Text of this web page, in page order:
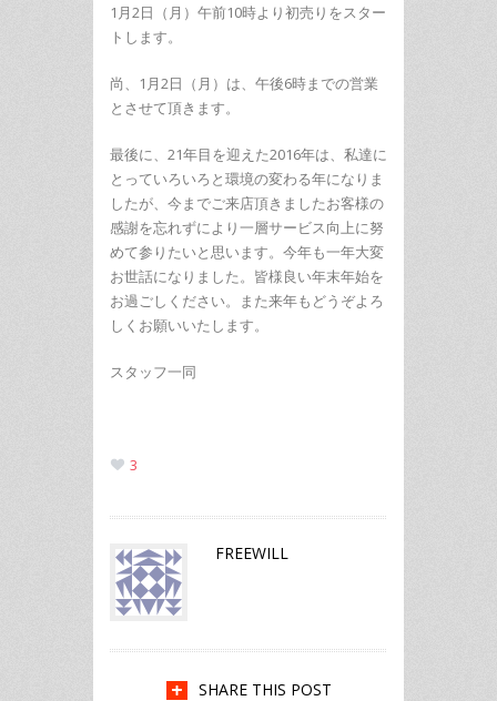
1月2日（月）午前10時より初売りをスター
トします。
尚、1月2日（月）は、午後6時までの営業
とさせて頂きます。
最後に、21年目を迎えた2016年は、私達に
とっていろいろと環境の変わる年になりま
したが、今までご来店頂きましたお客様の
感謝を忘れずにより一層サービス向上に努
めて参りたいと思います。今年も一年大変
お世話になりました。皆様良い年末年始を
お過ごしください。また来年もどうぞよろ
しくお願いいたします。
スタッフ一同
3
FREEWILL
SHARE THIS POST